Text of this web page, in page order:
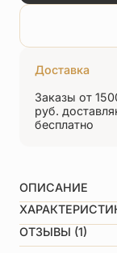
Доставка
Заказы от
руб.
бесплатно
ОПИСАНИЕ
Как
подсказка:
Длина30 см., 35
ОТЗЫВЫ (1)